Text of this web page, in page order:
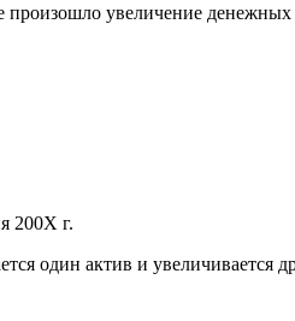
увеличение денежных
200Х г.
один актив и увеличивается